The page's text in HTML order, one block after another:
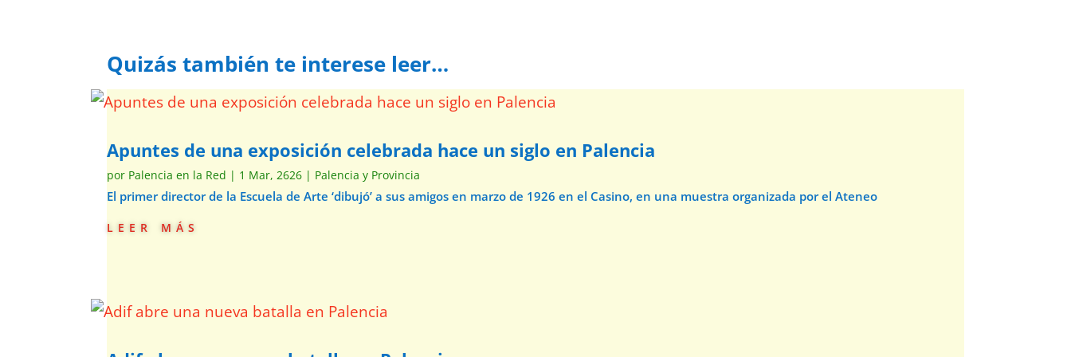
Quizás también te interese leer…
Apuntes de una exposición celebrada hace un siglo en Palencia
por Palencia en la Red | 1 Mar, 2626 | Palencia y Provincia
El primer director de la Escuela de Arte ‘dibujó’ a sus amigos en marzo de 1926 en el Casino, en una muestra organizada por el Ateneo
leer más